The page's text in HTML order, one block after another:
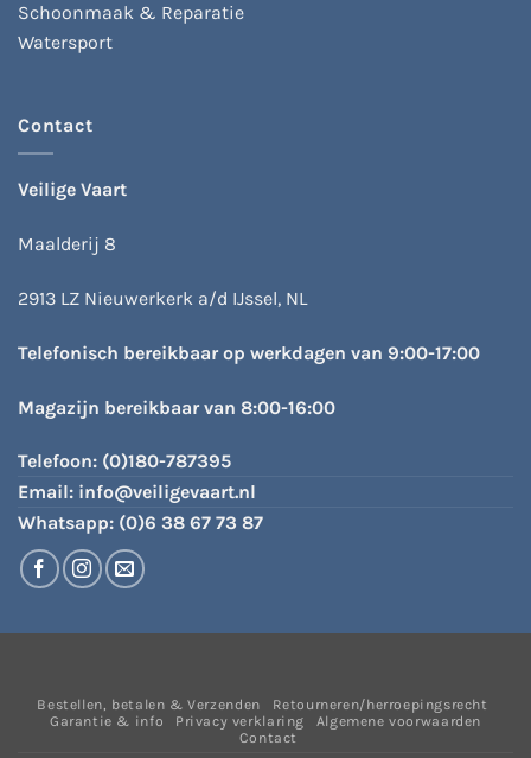
Schoonmaak & Reparatie
Watersport
Contact
Veilige Vaart
Maalderij 8
2913 LZ Nieuwerkerk a/d IJssel, NL
Telefonisch bereikbaar op werkdagen van 9:00-17:00
Magazijn bereikbaar van 8:00-16:00
Telefoon: (0)180-787395
Email: info@veiligevaart.nl
Whatsapp: (0)6 38 67 73 87
Bestellen, betalen & Verzenden
Retourneren/herroepingsrecht
Garantie & info
Privacy verklaring
Algemene voorwaarden
Contact